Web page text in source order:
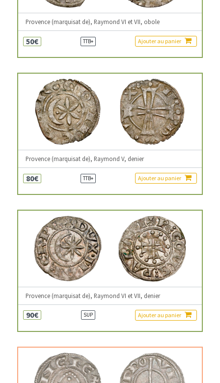
Provence (marquisat de), Raymond VI et VII, obole
50€ TTB+ Ajouter au panier
Provence (marquisat de), Raymond V, denier
80€ TTB+ Ajouter au panier
Provence (marquisat de), Raymond VI et VII, denier
90€ SUP Ajouter au panier